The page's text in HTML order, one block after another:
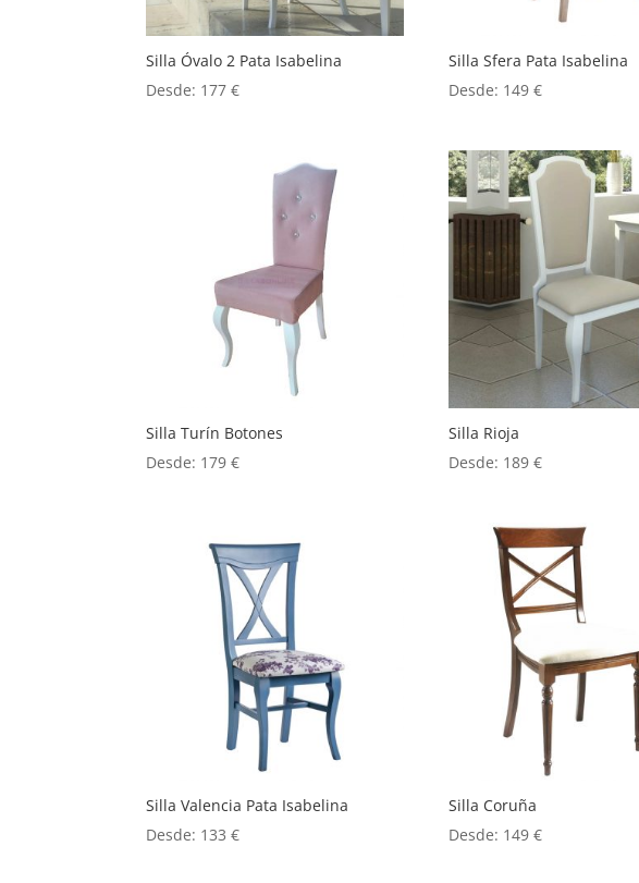
Silla Óvalo 2 Pata Isabelina
Desde: 177€
Silla Sfera Pata Isabelina
Desde: 149€
Silla Turín Botones
Desde: 179€
Silla Rioja
Desde: 189€
Silla Valencia Pata Isabelina
Desde: 133€
Silla Coruña
Desde: 149€